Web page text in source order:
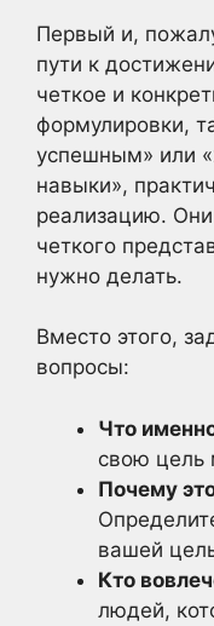
Первый и,
пути к
четкое и
формулировки,
успешным» или
навыки»,
реализацию.
четкого
нужно делать.
Вместо этого,
вопросы:
Что
свою цель
Почему
вашей
Кто
людей,